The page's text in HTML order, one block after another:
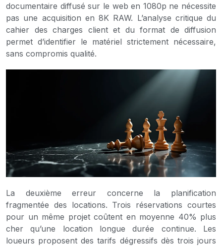
documentaire diffusé sur le web en 1080p ne nécessite
pas une acquisition en 8K RAW. L’analyse critique du
cahier des charges client et du format de diffusion
permet d’identifier le matériel strictement nécessaire,
sans compromis qualité.
La deuxième erreur concerne la planification
fragmentée des locations. Trois réservations courtes
pour un même projet coûtent en moyenne 40% plus
cher qu’une location longue durée continue. Les
loueurs proposent des tarifs dégressifs dès trois jours